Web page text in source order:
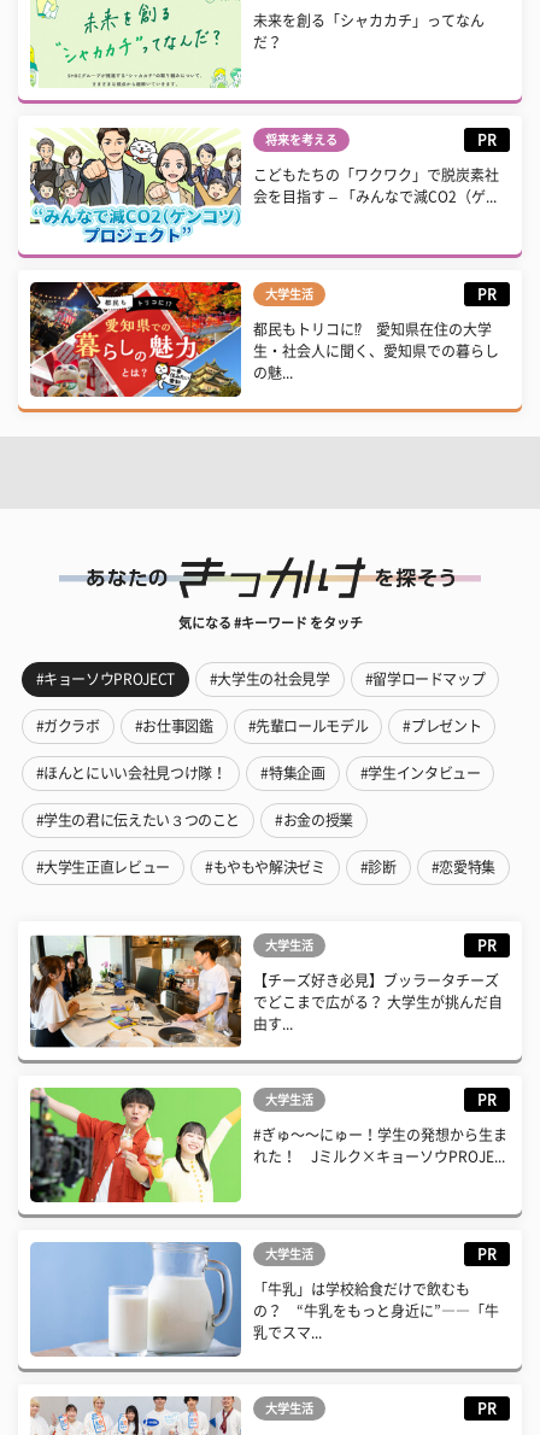
未来を創る「シャカカチ」ってなん
だ？
将来を考える PR
こどもたちの「ワクワク」で脱炭素社
会を目指す – 「みんなで減CO2（ゲ...
大学生活 PR
都民もトリコに⁉ 愛知県在住の大学
生・社会人に聞く、愛知県での暮らし
の魅...
気になる #キーワード をタッチ
#キョーソウPROJECT #大学生の社会見学 #留学ロードマップ
#ガクラボ #お仕事図鑑 #先輩ロールモデル #プレゼント
#ほんとにいい会社見つけ隊！ #特集企画 #学生インタビュー
#学生の君に伝えたい３つのこと #お金の授業
#大学生正直レビュー #もやもや解決ゼミ #診断 #恋愛特集
大学生活 PR
【チーズ好き必見】ブッラータチーズ
でどこまで広がる？ 大学生が挑んだ自
由す...
大学生活 PR
#ぎゅ〜〜にゅー！学生の発想から生ま
れた！ Jミルク×キョーソウPROJE...
大学生活 PR
「牛乳」は学校給食だけで飲むも
の？ “牛乳をもっと身近に”――「牛
乳でスマ...
大学生活 PR